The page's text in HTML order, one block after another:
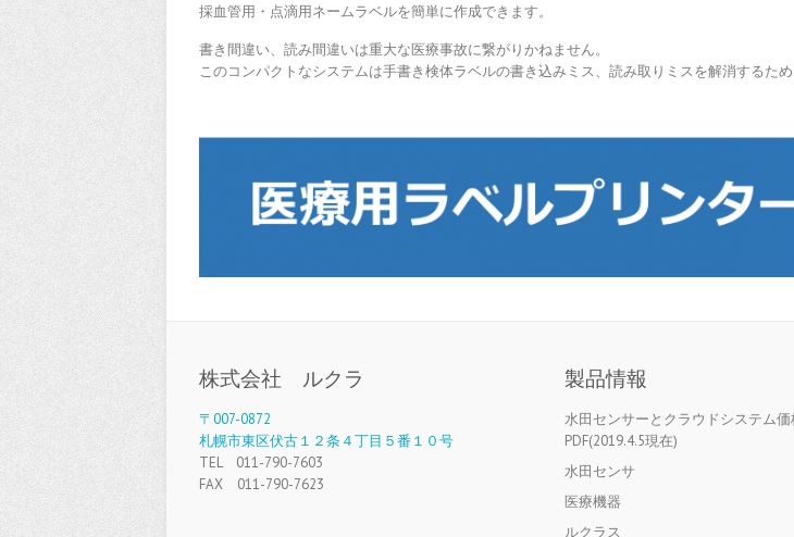
採血管用・点滴用ネームラベルを簡単に作成できます。
書き間違い、読み間違いは重大な医療事故に繋がりかねません。
このコンパクトなシステムは手書き検体ラベルの書き込みミス、読み取りミスを解消するため
株式会社 ルクラ
〒007-0872
札幌市東区伏古１２条４丁目５番１０号
TEL 011-790-7603
FAX 011-790-7623
製品情報
水田センサーとクラウドシステム価
PDF(2019.4.5現在)
水田センサ
医療機器
ルクラス